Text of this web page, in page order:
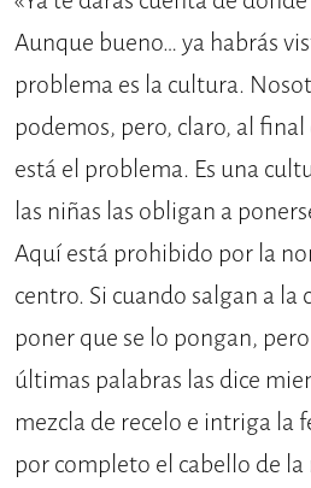
Aunque bueno… ya habrás
problema es la cultura.
podemos, pero, claro, al final
está el problema. Es una
las niñas las obligan a
Aquí está prohibido por la
centro. Si cuando salgan a la
poner que se lo pongan,
últimas palabras las dice
mezcla de recelo e intriga la
por completo el cabello de